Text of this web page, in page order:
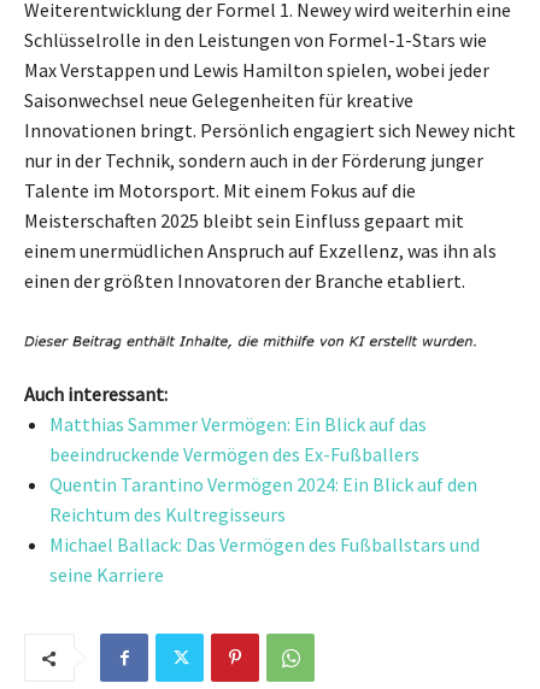
Weiterentwicklung der Formel 1. Newey wird weiterhin eine
Schlüsselrolle in den Leistungen von Formel-1-Stars wie
Max Verstappen und Lewis Hamilton spielen, wobei jeder
Saisonwechsel neue Gelegenheiten für kreative
Innovationen bringt. Persönlich engagiert sich Newey nicht
nur in der Technik, sondern auch in der Förderung junger
Talente im Motorsport. Mit einem Fokus auf die
Meisterschaften 2025 bleibt sein Einfluss gepaart mit
einem unermüdlichen Anspruch auf Exzellenz, was ihn als
einen der größten Innovatoren der Branche etabliert.
Auch interessant:
Matthias Sammer Vermögen: Ein Blick auf das
beeindruckende Vermögen des Ex-Fußballers
Quentin Tarantino Vermögen 2024: Ein Blick auf den
Reichtum des Kultregisseurs
Michael Ballack: Das Vermögen des Fußballstars und
seine Karriere